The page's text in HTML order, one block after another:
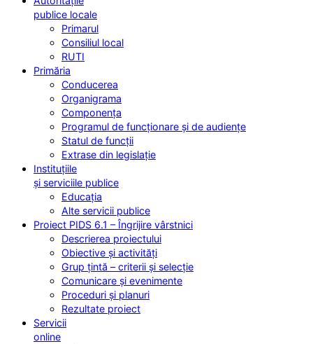
publice locale
Primarul
Consiliul local
RUTI
Primăria
Conducerea
Organigrama
Componența
Programul de funcționare și de audiențe
Statul de funcții
Extrase din legislație
Instituțiile
și serviciile publice
Educația
Alte servicii publice
Proiect PIDS 6.1 – Îngrijire vârstnici
Descrierea proiectului
Obiective și activități
Grup țintă – criterii și selecție
Comunicare și evenimente
Proceduri și planuri
Rezultate proiect
Servicii
online